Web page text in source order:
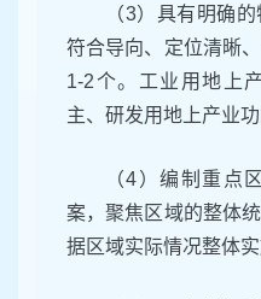
（3）具有明确
符合导向、定位清晰
1-2个。工业用地上
主、研发用地上产业
（4）编制重点
案，聚焦区域的整体
据区域实际情况整体实